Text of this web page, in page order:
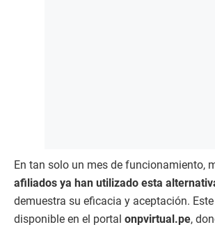
En tan solo un mes de funcionamiento,
afiliados ya han utilizado esta
demuestra su eficacia y aceptación.
disponible en el portal onpvirtual.pe,